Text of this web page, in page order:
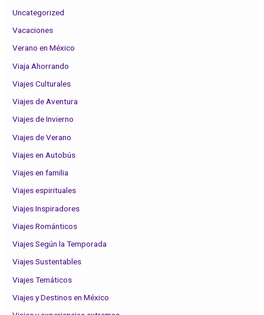
Uncategorized
Vacaciones
Verano en México
Viaja Ahorrando
Viajes Culturales
Viajes de Aventura
Viajes de Invierno
Viajes de Verano
Viajes en Autobús
Viajes en familia
Viajes espirituales
Viajes Inspiradores
Viajes Románticos
Viajes Según la Temporada
Viajes Sustentables
Viajes Temáticos
Viajes y Destinos en México